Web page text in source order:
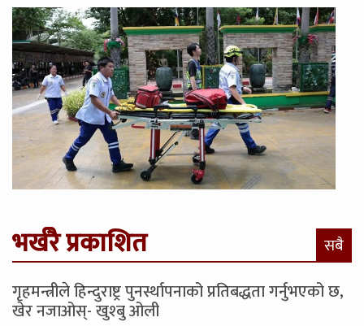
भर्खरै प्रकाशित सबै
गृहमन्त्रीले हिन्दुराष्ट्र पुनर्स्थापनाको प्रतिबद्धता गर्नुभएको छ,
खेर नजाओस्- खुश्बु ओली